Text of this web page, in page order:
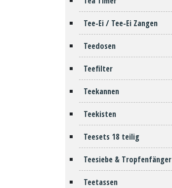
Tee-Ei / Tee-Ei Zangen
Teedosen
Teefilter
Teekannen
Teekisten
Teesets 18 teilig
Teesiebe & Tropfenfänger
Teetassen